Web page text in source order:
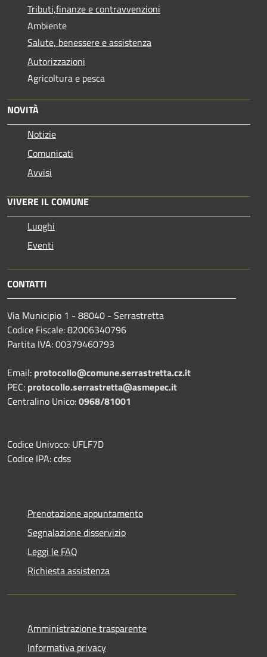
Tributi,finanze e contravvenzioni
Ambiente
Salute, benessere e assistenza
Autorizzazioni
Agricoltura e pesca
NOVITÀ
Notizie
Comunicati
Avvisi
VIVERE IL COMUNE
Luoghi
Eventi
CONTATTI
Via Municipio 1 - 88040 - Serrastretta
Codice Fiscale: 82006340796
Partita IVA: 00379460793
Email: protocollo@comune.serrastretta.cz.it
PEC: protocollo.serrastretta@asmepec.it
Centralino Unico:0968/81001
Codice Univoco: UFLF7D
Codice IPA: cdss
Prenotazione appuntamento
Segnalazione disservizio
Leggi le FAQ
Richiesta assistenza
Amministrazione trasparente
Informativa privacy